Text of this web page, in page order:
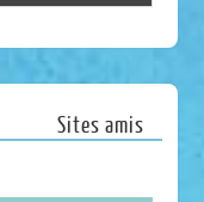
Sites amis